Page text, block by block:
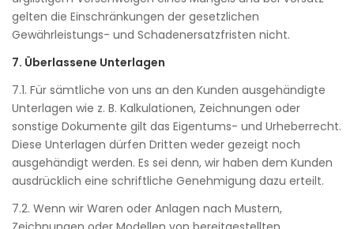
gelten die Einschränkungen der gesetzlichen
Gewährleistungs- und Schadenersatzfristen nicht.
7. Überlassene Unterlagen
7.1. Für sämtliche von uns an den Kunden ausgehändigte
Unterlagen wie z. B. Kalkulationen, Zeichnungen oder
sonstige Dokumente gilt das Eigentums- und Urheberrecht.
Diese Unterlagen dürfen Dritten weder gezeigt noch
ausgehändigt werden. Es sei denn, wir haben dem Kunden
ausdrücklich eine schriftliche Genehmigung dazu erteilt.
7.2. Wenn wir Waren oder Anlagen nach Mustern,